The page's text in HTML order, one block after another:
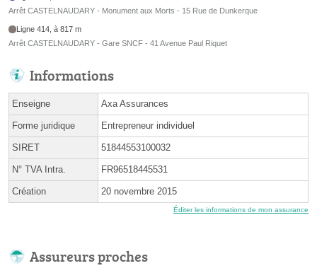
Arrêt CASTELNAUDARY - Monument aux Morts - 15 Rue de Dunkerque
Ligne 414, à 817 m
Arrêt CASTELNAUDARY - Gare SNCF - 41 Avenue Paul Riquet
Informations
Enseigne Axa Assurances
Forme juridique Entrepreneur individuel
SIRET 51844553100032
N° TVA Intra. FR96518445531
Création 20 novembre 2015
Éditer les informations de mon assurance
Assureurs proches